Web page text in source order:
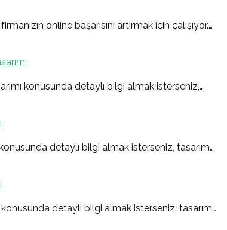
online başarısını artırmak için çalışıyor.…
konusunda detaylı bilgi almak isterseniz,…
detaylı bilgi almak isterseniz, tasarım…
detaylı bilgi almak isterseniz, tasarım…